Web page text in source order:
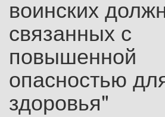
воинских
связанных с
повышенной
опасностью
здоровья"